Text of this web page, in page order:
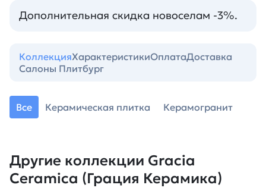
Дополнительная скидка новоселам -3%.
КоллекцияХарактеристикиОплатаДоставка
Салоны Плитбург
Все Керамическая плитка Керамогранит
Другие коллекции Gracia
Ceramica (Грация Керамика)